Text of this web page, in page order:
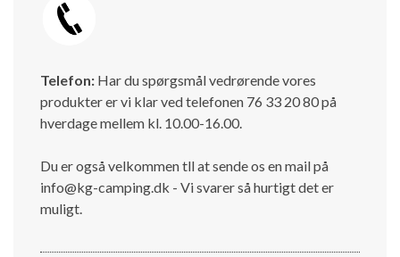
Telefon: Har du spørgsmål vedrørende vores
produkter er vi klar ved telefonen 76 33 20 80 på
hverdage mellem kl. 10.00-16.00.
Du er også velkommen tll at sende os en mail på
info@kg-camping.dk - Vi svarer så hurtigt det er
muligt.